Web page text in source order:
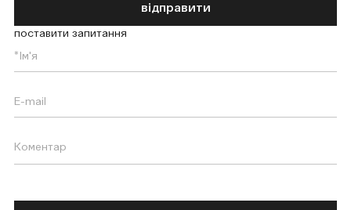
відправити
поставити запитання